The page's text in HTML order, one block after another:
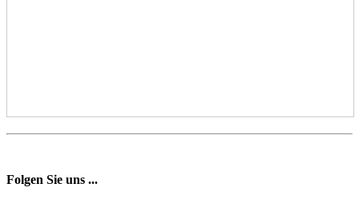
Folgen Sie uns ...